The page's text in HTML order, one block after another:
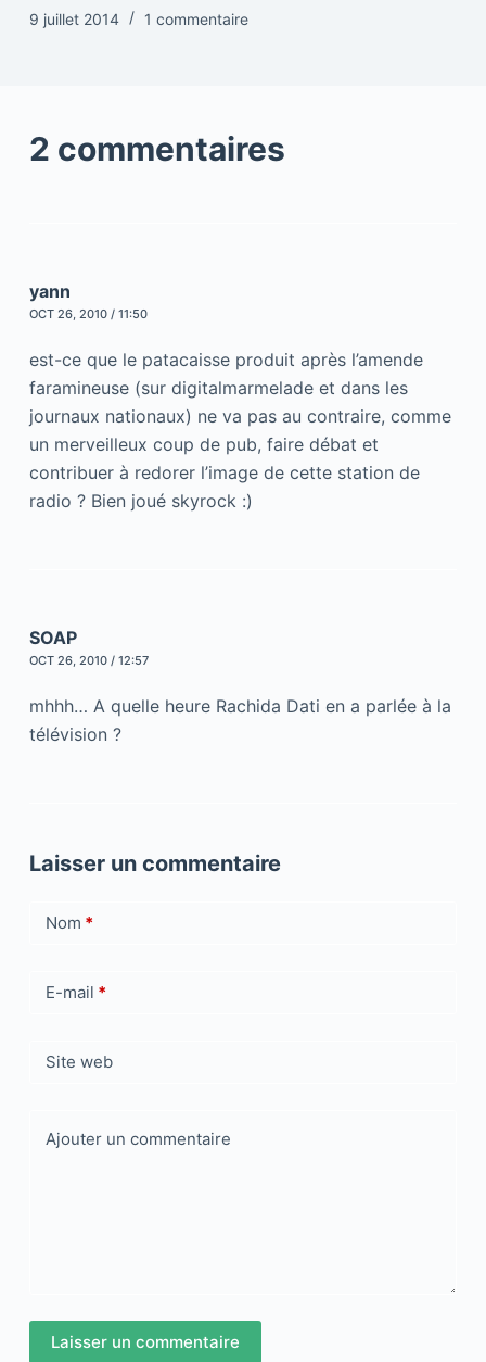
9 juillet 2014 1 commentaire
2 commentaires
yann
OCT 26, 2010 / 11:50
est-ce que le patacaisse produit après l’amende
faramineuse (sur digitalmarmelade et dans les
journaux nationaux) ne va pas au contraire, comme
un merveilleux coup de pub, faire débat et
contribuer à redorer l’image de cette station de
radio ? Bien joué skyrock :)
SOAP
OCT 26, 2010 / 12:57
mhhh… A quelle heure Rachida Dati en a parlée à la
télévision ?
Laisser un commentaire
Nom *
E-mail *
Site web
Ajouter un commentaire
Laisser un commentaire